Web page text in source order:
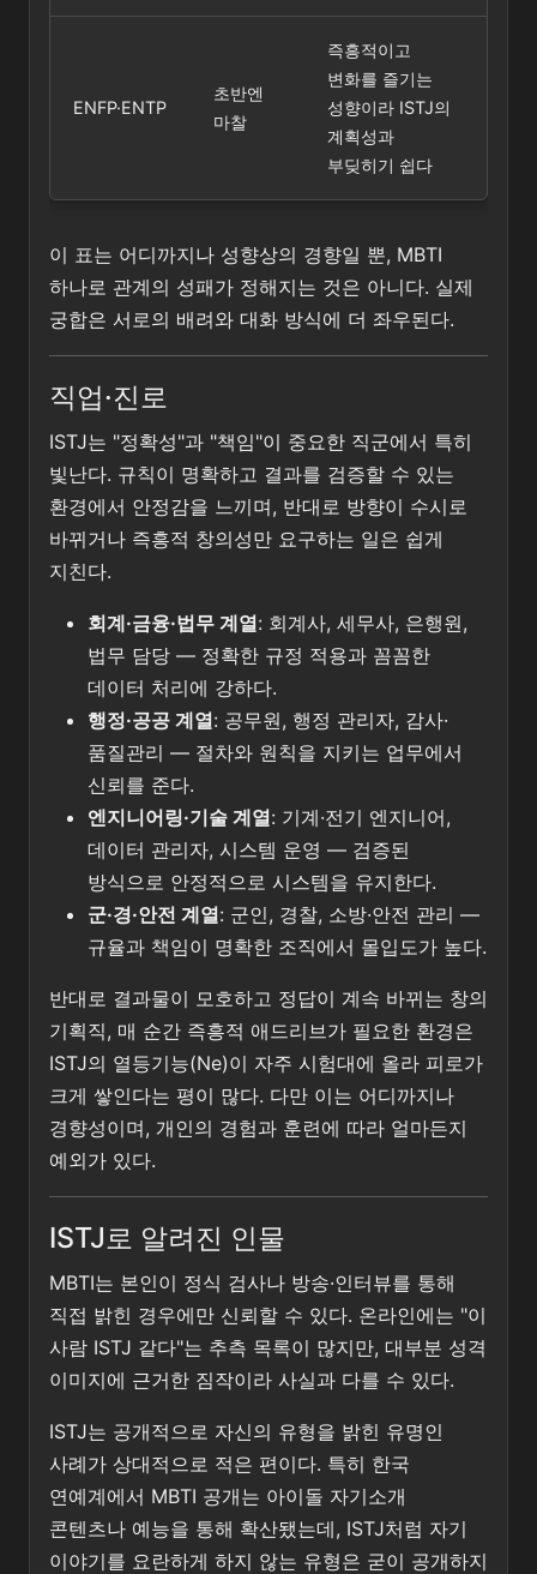
ENFP·ENTP
초반엔
마찰
즉흥적이고
변화를 즐기는
성향이라 ISTJ의
계획성과
부딪히기 쉽다
이 표는 어디까지나 성향상의 경향일 뿐, MBTI
하나로 관계의 성패가 정해지는 것은 아니다. 실제
궁합은 서로의 배려와 대화 방식에 더 좌우된다.
직업·진로
ISTJ는 "정확성"과 "책임"이 중요한 직군에서 특히
빛난다. 규칙이 명확하고 결과를 검증할 수 있는
환경에서 안정감을 느끼며, 반대로 방향이 수시로
바뀌거나 즉흥적 창의성만 요구하는 일은 쉽게
지친다.
회계·금융·법무 계열: 회계사, 세무사, 은행원,
법무 담당 — 정확한 규정 적용과 꼼꼼한
데이터 처리에 강하다.
행정·공공 계열: 공무원, 행정 관리자, 감사·
품질관리 — 절차와 원칙을 지키는 업무에서
신뢰를 준다.
엔지니어링·기술 계열: 기계·전기 엔지니어,
데이터 관리자, 시스템 운영 — 검증된
방식으로 안정적으로 시스템을 유지한다.
군·경·안전 계열: 군인, 경찰, 소방·안전 관리 —
규율과 책임이 명확한 조직에서 몰입도가 높다.
반대로 결과물이 모호하고 정답이 계속 바뀌는 창의
기획직, 매 순간 즉흥적 애드리브가 필요한 환경은
ISTJ의 열등기능(Ne)이 자주 시험대에 올라 피로가
크게 쌓인다는 평이 많다. 다만 이는 어디까지나
경향성이며, 개인의 경험과 훈련에 따라 얼마든지
예외가 있다.
ISTJ로 알려진 인물
MBTI는 본인이 정식 검사나 방송·인터뷰를 통해
직접 밝힌 경우에만 신뢰할 수 있다. 온라인에는 "이
사람 ISTJ 같다"는 추측 목록이 많지만, 대부분 성격
이미지에 근거한 짐작이라 사실과 다를 수 있다.
ISTJ는 공개적으로 자신의 유형을 밝힌 유명인
사례가 상대적으로 적은 편이다. 특히 한국
연예계에서 MBTI 공개는 아이돌 자기소개
콘텐츠나 예능을 통해 확산됐는데, ISTJ처럼 자기
이야기를 요란하게 하지 않는 유형은 굳이 공개하지